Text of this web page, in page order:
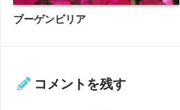
ブーゲンビリア
コメントを残す